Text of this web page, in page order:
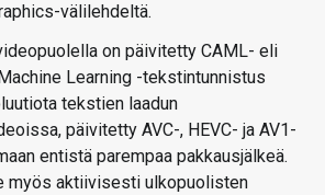
välilehdeltä.
on päivitetty CAML- eli
Learning -tekstintunnistus
tekstien laadun
päivitetty AVC-, HEVC- ja AV1-
entistä parempaa pakkausjälkeä.
myös aktiivisesti ulkopuolisten